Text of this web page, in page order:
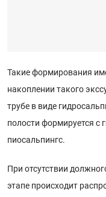
Такие формирования
накоплении такого
трубе в виде
полости формируется с
пиосальпингс.
При отсутствии
этапе происходит